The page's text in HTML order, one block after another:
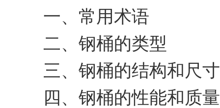
一、常用术语
二、钢桶的类型
三、钢桶的结构和尺寸
四、钢桶的性能和质